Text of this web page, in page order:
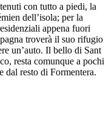
con tutto a piedi, la
dell’isola; per la
appena fuori
troverà il suo rifugio
un’auto. Il bello di Sant
resta comunque a pochi
dal resto di Formentera.